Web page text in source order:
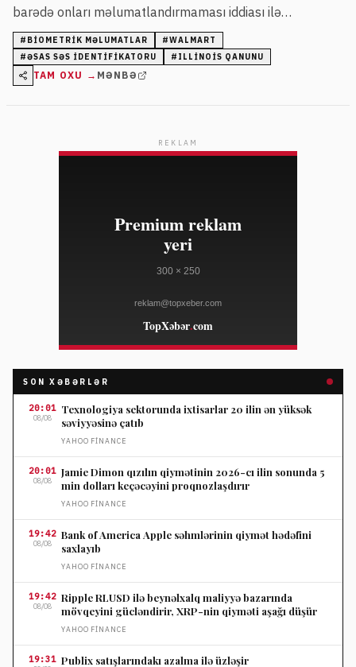
barədə onları məlumatlandırmaması iddiası ilə
məhkəməyə verilib. Şikayətçi bu halda özünün biometrik
məlumatlarının qanunsuz toplanmasından narahatdır.
# BIOMETRIK MƏLUMATLAR #WALMART
#ƏSAS SƏS IDENTIFIKATORU # ILLINOIS QANUNU
TAM OXU → MƏNBƏ
REKLAM
SON XƏBƏRLƏR
20:01
08/08
Texnologiya sektorunda ixtisarlar 20 ilin ən yüksək
səviyyəsinə çatıb
YAHOO FINANCE
20:01
08/08
Jamie Dimon qızılın qiymətinin 2026-cı ilin sonunda 5
min dolları keçəcəyini proqnozlaşdırır
YAHOO FINANCE
19:42
08/08
Bank of America Apple səhmlərinin qiymət hədəfini
saxlayıb
YAHOO FINANCE
19:42
08/08
Ripple RLUSD ilə beynəlxalq maliyyə bazarında
mövqeyini gücləndirir, XRP-nin qiyməti aşağı düşür
YAHOO FINANCE
19:31 Publix satışlarındakı azalma ilə üzləşir